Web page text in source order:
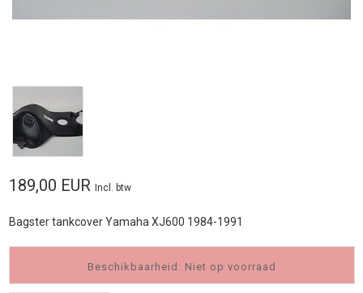
189,00 EUR Incl. btw
Bagster tankcover Yamaha XJ600 1984-1991
Beschikbaarheid: Niet op voorraad